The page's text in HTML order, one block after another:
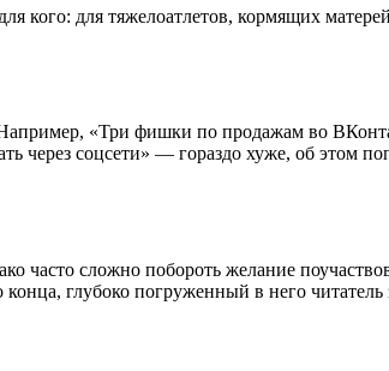
для тяжелоатлетов, кормящих
Например, «Три фишки по продажам во
через соцсети» — гораздо хуже, об этом
часто сложно побороть желание
глубоко погруженный в него читатель